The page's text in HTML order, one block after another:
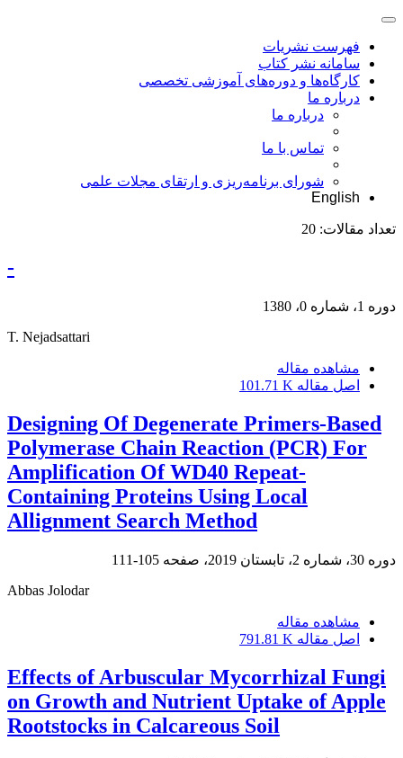
فهرست نشریات
سامانه نشر کتاب
کارگاه‌ها و دوره‌های آموزشی تخصصی
درباره ما
درباره ما
تماس با ما
شورای برنامه‌ریزی و ارتقای مجلات علمی
English
تعداد مقالات: 20
-
دوره 1، شماره 0، 1380
T. Nejadsattari
مشاهده مقاله
اصل مقاله 101.71 K
Designing Of Degenerate Primers-Based
Polymerase Chain Reaction (PCR) For
Amplification Of WD40 Repeat-
Containing Proteins Using Local
Allignment Search Method
دوره 30، شماره 2، تابستان 2019، صفحه
105-111
Abbas Jolodar
مشاهده مقاله
اصل مقاله 791.81 K
Effects of Arbuscular Mycorrhizal Fungi
on Growth and Nutrient Uptake of Apple
Rootstocks in Calcareous Soil